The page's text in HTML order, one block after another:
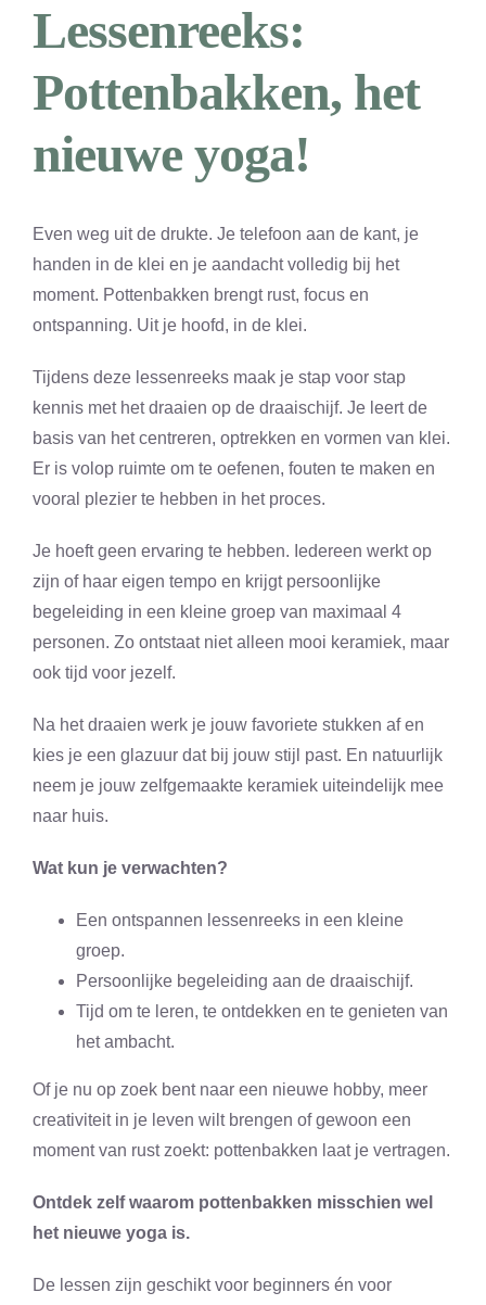
Lessenreeks:
Pottenbakken, het
nieuwe yoga!
Even weg uit de drukte. Je telefoon aan de kant, je
handen in de klei en je aandacht volledig bij het
moment. Pottenbakken brengt rust, focus en
ontspanning. Uit je hoofd, in de klei.
Tijdens deze lessenreeks maak je stap voor stap
kennis met het draaien op de draaischijf. Je leert de
basis van het centreren, optrekken en vormen van klei.
Er is volop ruimte om te oefenen, fouten te maken en
vooral plezier te hebben in het proces.
Je hoeft geen ervaring te hebben. Iedereen werkt op
zijn of haar eigen tempo en krijgt persoonlijke
begeleiding in een kleine groep van maximaal 4
personen. Zo ontstaat niet alleen mooi keramiek, maar
ook tijd voor jezelf.
Na het draaien werk je jouw favoriete stukken af en
kies je een glazuur dat bij jouw stijl past. En natuurlijk
neem je jouw zelfgemaakte keramiek uiteindelijk mee
naar huis.
Wat kun je verwachten?
Een ontspannen lessenreeks in een kleine
groep.
Persoonlijke begeleiding aan de draaischijf.
Tijd om te leren, te ontdekken en te genieten van
het ambacht.
Of je nu op zoek bent naar een nieuwe hobby, meer
creativiteit in je leven wilt brengen of gewoon een
moment van rust zoekt: pottenbakken laat je vertragen.
Ontdek zelf waarom pottenbakken misschien wel
het nieuwe yoga is.
De lessen zijn geschikt voor beginners én voor